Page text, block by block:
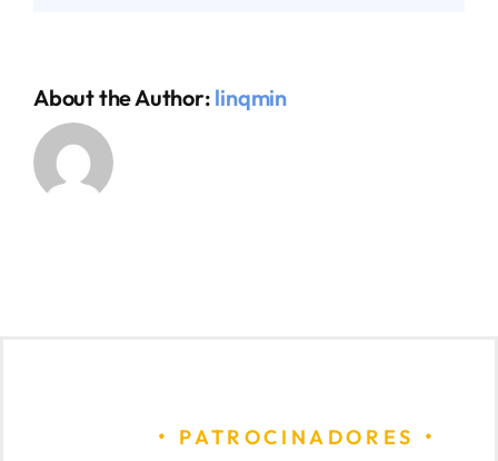
About the Author: linqmin
PATROCINADORES